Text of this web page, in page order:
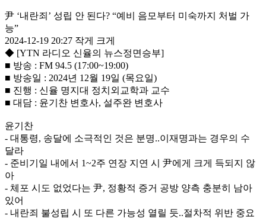
尹 ‘내란죄’ 성립 안 된다? “예비 음모부터 미숙까지 처벌 가
능”
2024-12-19 20:27 작게
크게
◆ [YTN 라디오 신율의 뉴스정면승부]
■ 방송 : FM 94.5 (17:00~19:00)
■ 방송일 : 2024년 12월 19일 (목요일)
■ 진행 : 신율 명지대 정치외교학과 교수
■ 대담 : 윤기찬 변호사, 설주완 변호사
윤기찬
- 대통령, 송달에 소극적인 것은 분명..이재명과는 경우의 수
달라
- 준비기일 내에서 1~2주 연장 지연 시 尹에게 크게 득되지 않
아
- 체포 시도 없었다는 尹, 정황적 증거 공방 양측 충분히 남아
있어
- 내란죄 불성립 시 또 다른 가능성 열릴 듯..절차적 위반 중요